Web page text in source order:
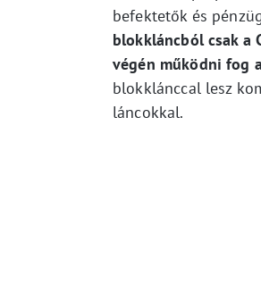
befektetők és
blokkláncból csak a
végén működni fog
blokklánccal lesz
láncokkal.